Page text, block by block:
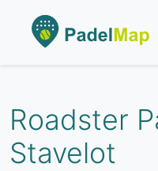
Roadster
Stavelot